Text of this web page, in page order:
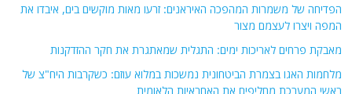
הפדיחה של משמרות המהפכה האיראנים: זרעו מאות מוקשים בים, איבדו את
המפה ויצרו לעצמם מצור
מאבקת פרחים לאריכות ימים: התגלית שמאתגרת את חקר ההזדקנות
מלחמות האגו בצמרת הביטחונית נמשכות במלוא עוזם: כשקרבות היח"צ של
ראשי המערכת מחליפים את האחראיות הלאומית